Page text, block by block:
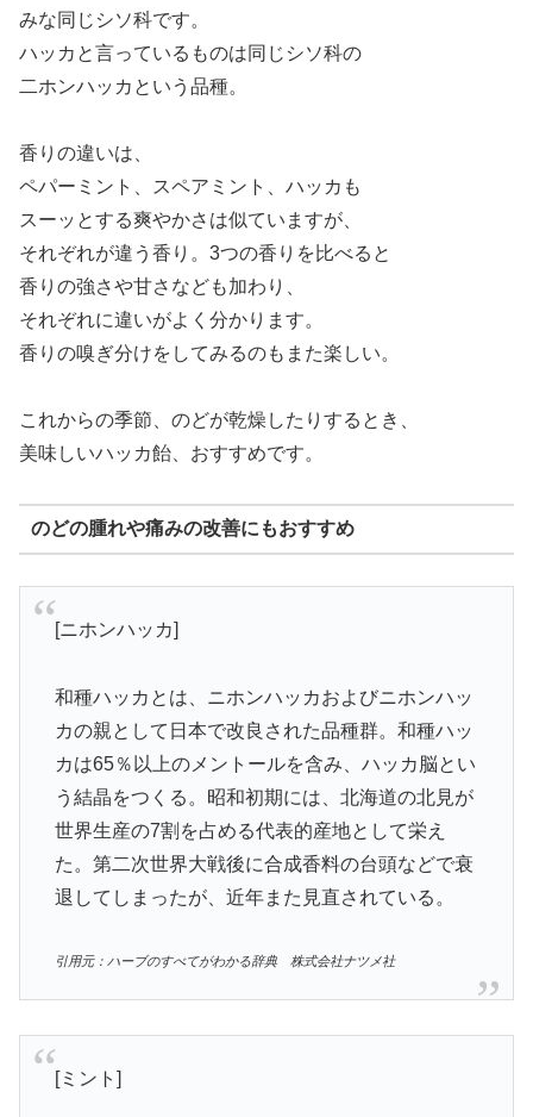
みな同じシソ科です。
ハッカと言っているものは同じシソ科の
二ホンハッカという品種。
香りの違いは、
ペパーミント、スペアミント、ハッカも
スーッとする爽やかさは似ていますが、
それぞれが違う香り。3つの香りを比べると
香りの強さや甘さなども加わり、
それぞれに違いがよく分かります。
香りの嗅ぎ分けをしてみるのもまた楽しい。
これからの季節、のどが乾燥したりするとき、
美味しいハッカ飴、おすすめです。
のどの腫れや痛みの改善にもおすすめ
[ニホンハッカ]
和種ハッカとは、ニホンハッカおよびニホンハッ
カの親として日本で改良された品種群。和種ハッ
カは65％以上のメントールを含み、ハッカ脳とい
う結晶をつくる。昭和初期には、北海道の北見が
世界生産の7割を占める代表的産地として栄え
た。第二次世界大戦後に合成香料の台頭などで衰
退してしまったが、近年また見直されている。
引用元：ハーブのすべてがわかる辞典 株式会社ナツメ社
[ミント]